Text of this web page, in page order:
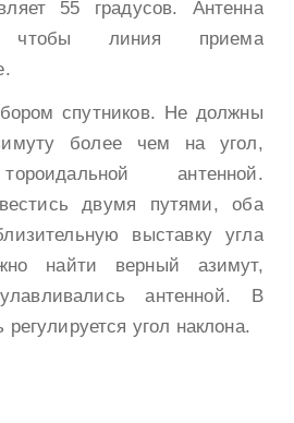
55 градусов. Антенна
чтобы линия приема
спутников. Не должны
более чем на угол,
антенной.
двумя путями, оба
выставку угла
найти верный азимут,
антенной. В
угол наклона.